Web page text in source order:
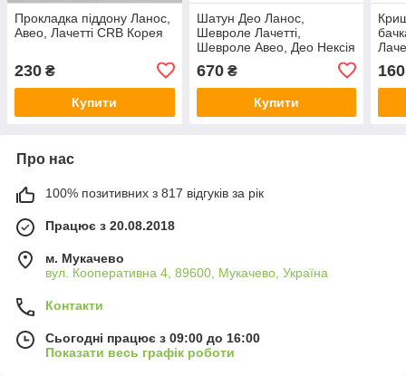
Прокладка піддону Ланос,
Авео, Лачетті CRB Корея
230 ₴
Купити
Шатун Део Ланос,
Шевроле Лачетті,
Шевроле Авео, Део Нексія
670₴
Купити
160
Про нас
100% позитивних з 817 відгуків за рік
Працює з 20.08.2018
м. Мукачево
вул. Кооперативна 4, 89600, Мукачево, Україна
Контакти
Сьогодні працює з 09:00 до 16:00
Показати весь графік роботи